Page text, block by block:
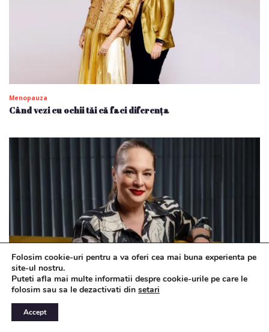
Menopauza
Când vezi cu ochii tăi că faci diferența
#a5a putere
Veștile sunt bune pe sănătate. Haideți să ne și folosim de ele!
Folosim cookie-uri pentru a va oferi cea mai buna experienta pe
site-ul nostru.
Puteti afla mai multe informatii despre cookie-urile pe care le
folosim sau sa le dezactivati din setari
Accept